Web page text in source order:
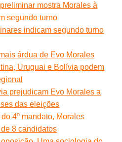
mostra Morales à
segundo turno
indicam segundo turno
árdua de Evo Morales
Uruguai e Bolívia podem
prejudicam Evo Morales a
das eleições
4º mandato, Morales
8 candidatos